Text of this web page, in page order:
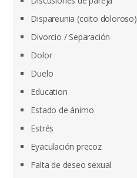
Dispareunia (coito doloroso)
Divorcio / Separación
Dolor
Duelo
Education
Estado de ánimo
Estrés
Eyaculación precoz
Falta de deseo sexual